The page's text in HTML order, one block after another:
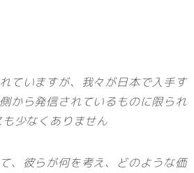
ていますが、我々が日本で入手す
から発信されているものに限られ
少なくありません
、彼らが何を考え、どのような価